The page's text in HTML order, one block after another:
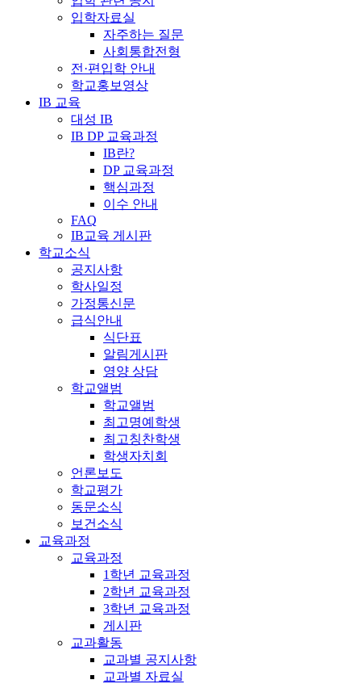
입학자료실
자주하는 질문
사회통합전형
전·편입학 안내
학교홍보영상
IB 교육
대성 IB
IB DP 교육과정
IB란?
DP 교육과정
핵심과정
이수 안내
FAQ
IB교육 게시판
학교소식
공지사항
학사일정
가정통신문
급식안내
식단표
알림게시판
영양 상담
학교앨범
학교앨범
최고명예학생
최고칭찬학생
학생자치회
언론보도
학교평가
동문소식
보건소식
교육과정
교육과정
1학년 교육과정
2학년 교육과정
3학년 교육과정
게시판
교과활동
교과별 공지사항
교과별 자료실